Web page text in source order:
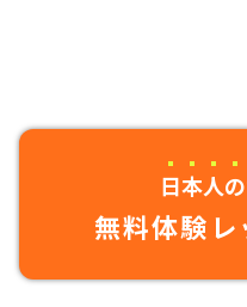
日本人
無料体験レ